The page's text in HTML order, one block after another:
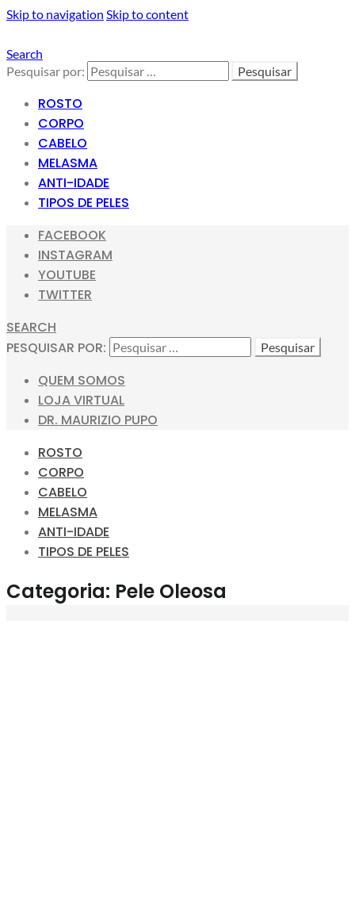
Skip to navigation Skip to content
Search
Pesquisar por:
ROSTO
CORPO
CABELO
MELASMA
ANTI-IDADE
TIPOS DE PELES
FACEBOOK
INSTAGRAM
YOUTUBE
TWITTER
SEARCH
PESQUISAR POR:
QUEM SOMOS
LOJA VIRTUAL
DR. MAURIZIO PUPO
ROSTO
CORPO
CABELO
MELASMA
ANTI-IDADE
TIPOS DE PELES
Categoria: Pele Oleosa